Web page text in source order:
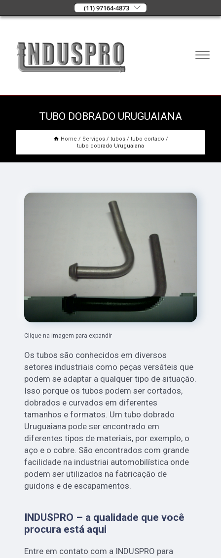
(11) 97164-4873
TUBO DOBRADO URUGUAIANA
Home Serviços tubos
tubo cortado
tubo dobrado Uruguaiana
Clique na imagem para expandir
Os tubos são conhecidos em diversos
setores industriais como peças versáteis que
podem se adaptar a qualquer tipo de situação.
Isso porque os tubos podem ser cortados,
dobrados e curvados em diferentes
tamanhos e formatos. Um tubo dobrado
Uruguaiana pode ser encontrado em
diferentes tipos de materiais, por exemplo, o
aço e o cobre. São encontrados com grande
facilidade na industriai automobilística onde
podem ser utilizados na fabricação de
guidons e de escapamentos.
INDUSPRO – a qualidade que você
procura está aqui
Entre em contato com a INDUSPRO para